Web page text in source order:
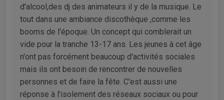
d'alcool,des dj des animateurs il y de la musique. Le
tout dans une ambiance discothèque ,comme les
booms de l'époque. Un concept qui comblerait un
vide pour la tranche 13-17 ans. Les jeunes à cet âge
n'ont pas forcément beaucoup d'activités sociales
mais ils ont besoin de rencontrer de nouvelles
personnes et de faire la fête. C'est aussi une
réponse à l'isolement des réseaux sociaux ou pour